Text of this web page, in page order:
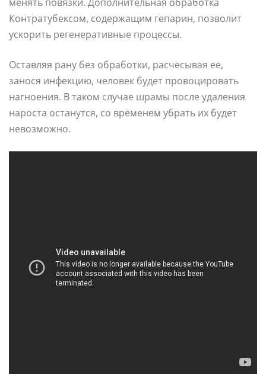
Контратубексом, содержащим гепарин, позволит
ускорить регенеративные процессы.
Оставляя рану без обработки, расчесывая ее,
занося инфекцию, человек будет провоцировать
нагноения. В таком случае шрамы после удаления
нароста останутся, со временем убрать их будет
невозможно.